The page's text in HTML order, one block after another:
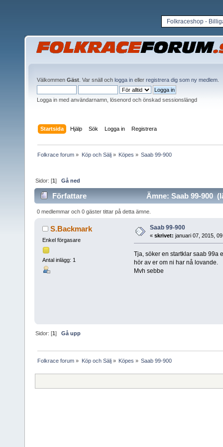
Folkraceshop -
Välkommen Gäst . Var snäll och logga in eller registrera dig som ny medlem
Logga in med användarnamn, lösenord och önskad sessionslängd
Startsida Hjälp Sök Logga in Registrera
Folkrace forum » Köp och Sälj» Köpes » Saab 99-900
Sidor: [1]Gå ned
Författare Ämne: Saab 99-900
0 medlemmar och 0 gäster tittar på detta ämne.
S.Backmark
Enkel förgasare
Antal inlägg: 1
Saab 99-900
« skrivet: januari 07, 2015,
Tja, söker en startklar saab 99a
hör av er om ni har nå lovande.
Mvh sebbe
Sidor: [1]Gå upp
Folkrace forum » Köp och Sälj» Köpes » Saab 99-900